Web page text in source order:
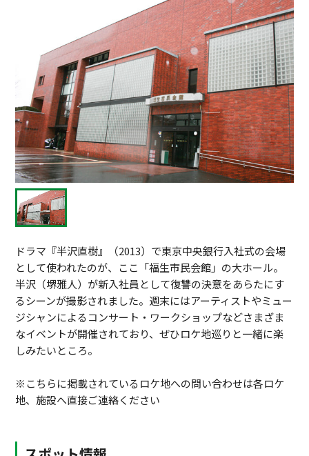
ドラマ『半沢直樹』（2013）で東京中央銀行入社式の会場
として使われたのが、ここ「福生市民会館」の大ホール。
半沢（堺雅人）が新入社員として復讐の決意をあらたにす
るシーンが撮影されました。週末にはアーティストやミュー
ジシャンによるコンサート・ワークショップなどさまざま
なイベントが開催されており、ぜひロケ地巡りと一緒に楽
しみたいところ。
※こちらに掲載されているロケ地への問い合わせは各ロケ
地、施設へ直接ご連絡ください